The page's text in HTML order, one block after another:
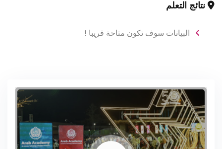
نتائج التعلم
البيانات سوف تكون متاحة قريبا !